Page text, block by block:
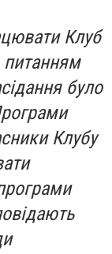
Клуб
було
Клубу